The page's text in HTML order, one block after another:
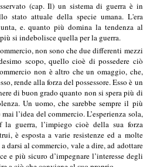
(cap. Il) un sistema di guerra è in
stato attuale della specie umana. L'era
e. quanto più domina la tendenza al
si indebolisce quella per la guerra.
non sono che due differenti mezzi
scopo, quello cioè di possedere ciò
non è altro che un omaggio, che,
rende alla forza del possessore. Esso è un
di buon grado quanto non si spera più di
Un uomo, che sarebbe sempre il più
l’idea del commercio. L’esperienza sola,
la guerra, l’impiego cioè della sua forza
è esposta a varie resistenze ed a molte
darsi al commercio, vale a dire, ad adottare
e più sicuro d’impegnare l’interesse degli